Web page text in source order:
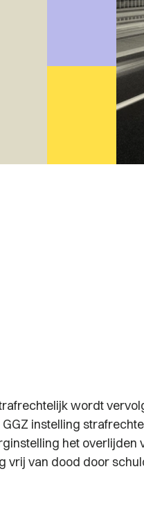
wordt
instelling
het overlijden
vrij van dood door